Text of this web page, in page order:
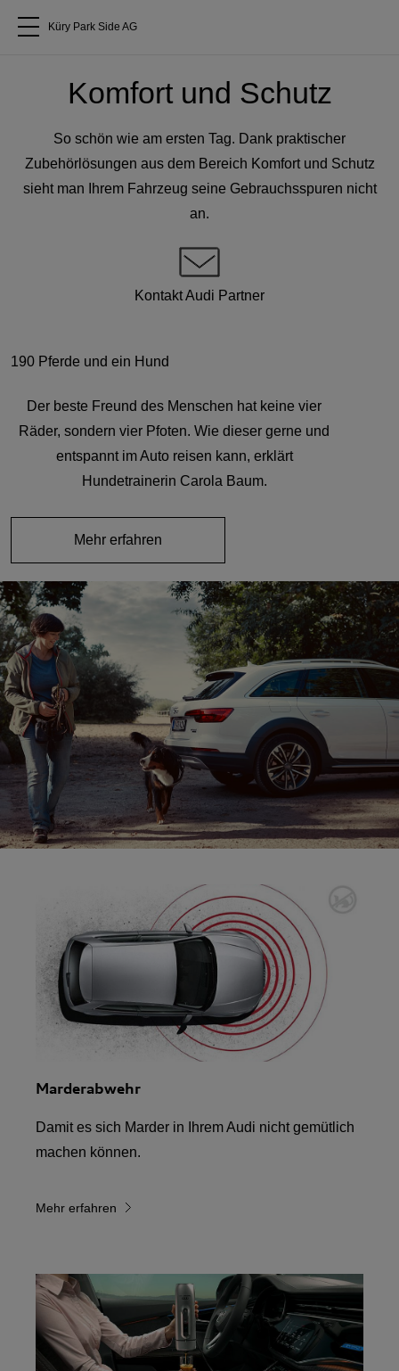
Alle Modelle
Über uns
Audi kaufen
Audi Original Zubehör
Küry Park Side AG
Komfort und Schutz
So schön wie am ersten Tag. Dank praktischer
Zubehörlösungen aus dem Bereich Komfort und Schutz
sieht man Ihrem Fahrzeug seine Gebrauchsspuren nicht
an.
Kontakt Audi Partner
190 Pferde und ein Hund
Der beste Freund des Menschen hat keine vier
Räder, sondern vier Pfoten. Wie dieser gerne und
entspannt im Auto reisen kann, erklärt
Hundetrainerin Carola Baum.
Mehr erfahren
Marderabwehr
Damit es sich Marder in Ihrem Audi nicht gemütlich
machen können.
Mehr erfahren